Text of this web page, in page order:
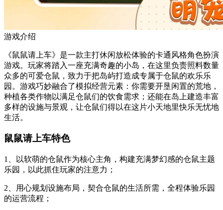
游戏介绍
《鼠鼠请上车》是一款主打休闲放松体验的卡通风格角色扮演
游戏。玩家将踏入一座充满奇趣的小岛，在这里负责照料数量
众多的可爱仓鼠，致力于把岛屿打造成专属于仓鼠的欢乐乐
园。游戏巧妙融合了模拟经营元素：你需要开垦闲置的荒地，
种植各类作物以满足仓鼠们的饮食需求；还能在岛上建造丰富
多样的设施与景观，让仓鼠们得以在这片小天地里快乐无忧地
生活。
鼠鼠请上车特色
1、以软萌的仓鼠作为核心主角，构建充满梦幻感的仓鼠主题
乐园，以此抓住玩家的注意力；
2、用心规划设施布局，契合仓鼠的生活所需，全程体验乐园
的运营流程；